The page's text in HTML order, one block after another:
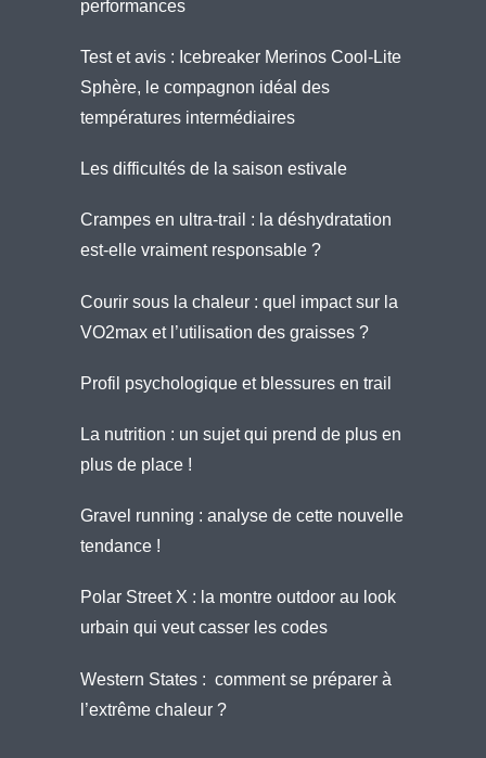
performances
Test et avis : Icebreaker Merinos Cool-Lite
Sphère, le compagnon idéal des
températures intermédiaires
Les difficultés de la saison estivale
Crampes en ultra-trail : la déshydratation
est-elle vraiment responsable ?
Courir sous la chaleur : quel impact sur la
VO2max et l’utilisation des graisses ?
Profil psychologique et blessures en trail
La nutrition : un sujet qui prend de plus en
plus de place !
Gravel running : analyse de cette nouvelle
tendance !
Polar Street X : la montre outdoor au look
urbain qui veut casser les codes
Western States : comment se préparer à
l’extrême chaleur ?